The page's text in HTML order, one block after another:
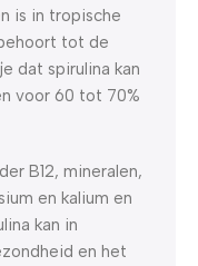
is in tropische
tot de
dat spirulina kan
voor 60 tot 70%
B12, mineralen,
en kalium en
kan in
en het